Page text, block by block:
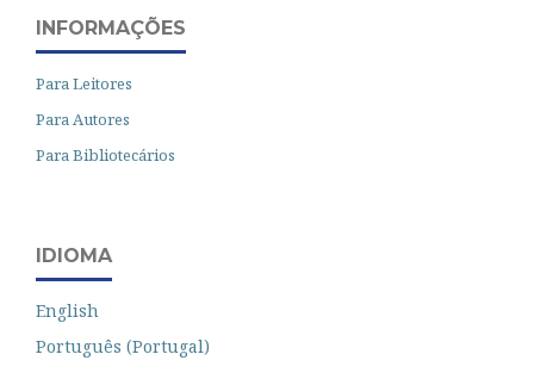
INFORMAÇÕES
Para Leitores
Para Autores
Para Bibliotecários
IDIOMA
English
Português (Portugal)